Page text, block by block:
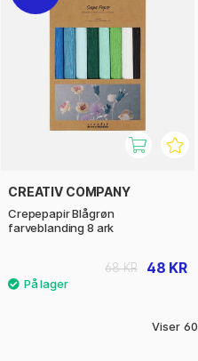
CREATIV COMPANY
Crepepapir Blågrøn
farveblanding 8 ark
48 KR
68 KR
Viser 60